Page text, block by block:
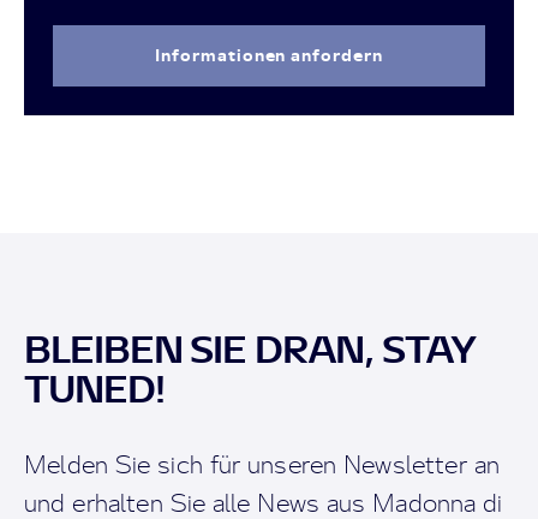
Informationen anfordern
BLEIBEN SIE DRAN, STAY
TUNED!
Melden Sie sich für unseren Newsletter an
und erhalten Sie alle News aus Madonna di